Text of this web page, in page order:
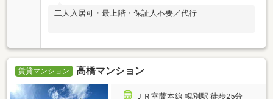
二人入居可・最上階・保証人不要／代行
賃貸マンション 高橋マンション
ＪＲ室蘭本線 幌別駅 徒歩25分